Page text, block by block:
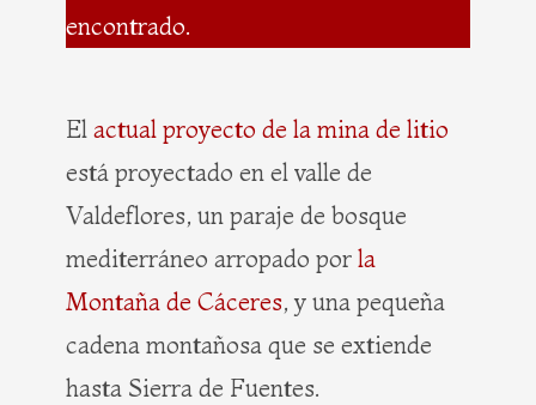
encontrado.
El actual proyecto de la mina de litio
está proyectado en el valle de
Valdeflores, un paraje de bosque
mediterráneo arropado por la
Montaña de Cáceres, y una pequeña
cadena montañosa que se extiende
hasta Sierra de Fuentes.